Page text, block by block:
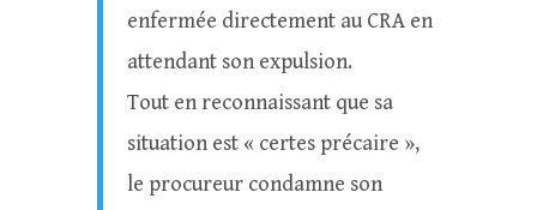
enfermée directement au CRA en
attendant son expulsion.
Tout en reconnaissant que sa
situation est « certes précaire »,
le procureur condamne son